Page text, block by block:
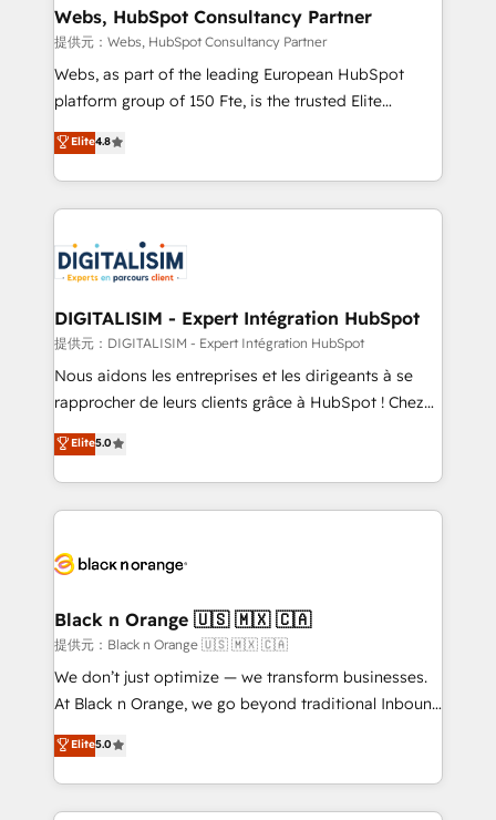
and build using HubSpot 🔌 Integrating HubSpot
with other systems 🎓 Training your teams to be
HubSpot pros 📊 Lead generation services using
HubSpot Why us? - SIX HubSpot Accreditations -
CRM, Solutions Architecture, Onboarding , Data
Migration, Custom Integration & Platform
team of 25+ experts Contact us today to help you
get more from your investment in HubSpot.
Webs, HubSpot Consultancy Partner
提供元：Webs, HubSpot Consultancy Partner
Webs, as part of the leading European HubSpot
platform group of 150 Fte, is the trusted Elite
HubSpot CRM Partner offering you a roadmap on
maximizing EBITDA and achieving Commercial
Excellence. With our targeted processes, we
strengthen your digital transformation and minimize
Implementation partner, we provide expertise to
drive your business forward. Since 2015 we are fully
dedicated to HubSpot and with an experienced
team (50+), we work with reputable companies in
B2B sectors such as manufacturing, SaaS and
business services. We prepare a customized
impact of your digital transformation, including a
detailed financial rationale with a focus on ROI and
embark on a transformational journey that sets your
business up for long-term success. Unlock your
business. If not now, when?
Elite4.8
DIGITALISIM - Expert Intégration HubSpot
提供元：DIGITALISIM - Expert Intégration HubSpot
Nous aidons les entreprises et les dirigeants à se
rapprocher de leurs clients grâce à HubSpot ! Chez
DIGITALISIM, nous avons l'intime conviction que la
réussite des entreprises passe par l’innovation web,
le marketing digital, et la relation client ! C'est
pourquoi, nos experts sont à la fois capables de
référencement, votre stratégie digitale et le pilotage
projet HubSpot avec DIGITALISIM : 🧽 Nettoyage,
migration et intégration des bases de données. 🚀
Développement des interfaces avec vos logiciels
métiers ⚙️ Configuration de la plateforme HubSpot
Book Process & Guidelines utilisateurs 🎓
Formations des utilisateurs
Elite5.0
Black n Orange 🇺🇸 🇲🇽 🇨🇦
提供元：Black n Orange 🇺🇸 🇲🇽 🇨🇦
We don’t just optimize — we transform businesses.
At Black n Orange, we go beyond traditional Inbound
Marketing with our exclusive methodologies:
BOOMS and BOOST. Together, they form a powerful
combination that has driven success for over 800
businesses worldwide. As Elite HubSpot Partners, we
Elite5.0